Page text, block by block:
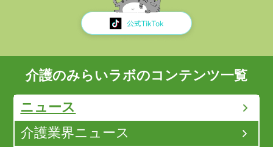
介護のみらいラボのコンテンツ一覧
ニュース
介護業界ニュース